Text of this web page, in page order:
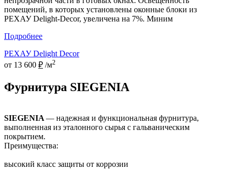
помещений, в которых установлены оконные блоки из
РЕХАУ Delight-Decor, увеличена на 7%. Миним
Подробнее
РЕХАУ Delight Decor
от 13 600 ₽ /м2
Фурнитура SIEGENIA
SIEGENIA — надежная и функциональная фурнитура,
выполненная из эталонного сырья с гальваническим
покрытием.
Преимущества:
высокий класс защиты от коррозии